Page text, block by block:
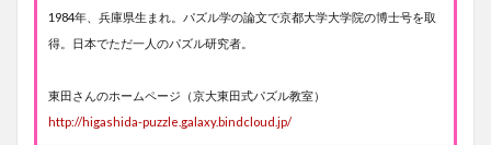
1984年、兵庫県生まれ。パズル学の論文で京都大学大学院の博士号を取
得。日本でただ一人のパズル研究者。
東田さんのホームページ（京大東田式パズル教室）
http://higashida-puzzle.galaxy.bindcloud.jp/